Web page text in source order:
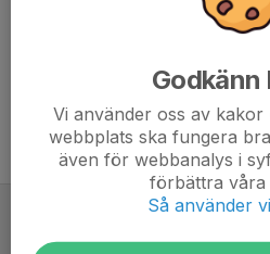
Tidigare nyheter
BJJ 4/12 Inställt
Godkänn
Vi använder oss av
webbplats ska fungera
även för webbanalys i
förbättra våra
Så använder